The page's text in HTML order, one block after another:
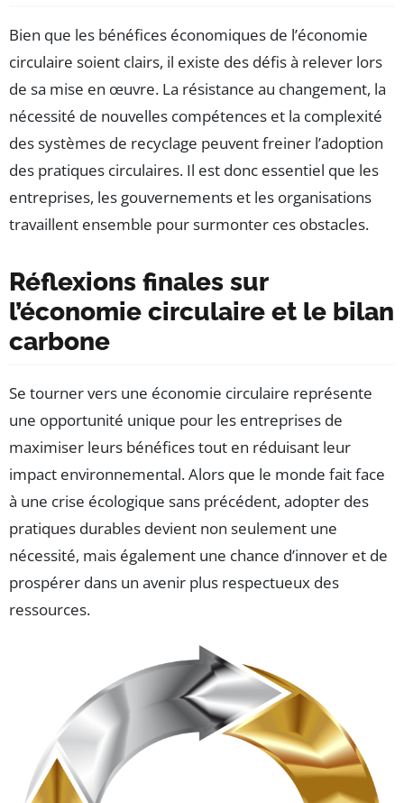
Bien que les bénéfices économiques de l’économie
circulaire soient clairs, il existe des défis à relever lors
de sa mise en œuvre. La résistance au changement, la
nécessité de nouvelles compétences et la complexité
des systèmes de recyclage peuvent freiner l’adoption
des pratiques circulaires. Il est donc essentiel que les
entreprises, les gouvernements et les organisations
travaillent ensemble pour surmonter ces obstacles.
Réflexions finales sur
l’économie circulaire et le bilan
carbone
Se tourner vers une économie circulaire représente
une opportunité unique pour les entreprises de
maximiser leurs bénéfices tout en réduisant leur
impact environnemental. Alors que le monde fait face
à une crise écologique sans précédent, adopter des
pratiques durables devient non seulement une
nécessité, mais également une chance d’innover et de
prospérer dans un avenir plus respectueux des
ressources.